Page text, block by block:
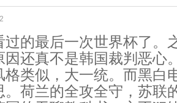
过的最后一次世界杯了。
因还真不是韩国裁判恶心
格类似，大一统。而黑白
。荷兰的全攻全守，苏联